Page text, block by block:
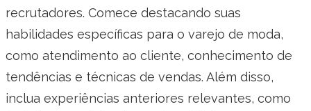
recrutadores. Comece destacando suas
habilidades específicas para o varejo de moda,
como atendimento ao cliente, conhecimento de
tendências e técnicas de vendas. Além disso,
inclua experiências anteriores relevantes, como